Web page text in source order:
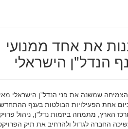
את אחד ממנועי
הנדל"ן הישראלי
על מנוע הצמיחה שמשנה את פני הנדל"ן הישראלי
כיום אחת הפעילויות הבולטות בענף
הארץ, מתמחה ביזמות נדל"ן, ניהול
ומימון עסקאות מורכבות. ב-2026 ממשיכה החברה לגדול ולהרחיב את תיק